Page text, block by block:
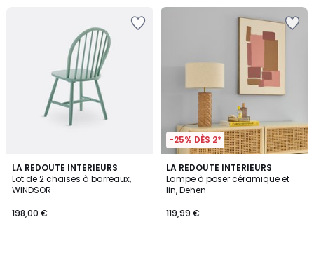
LA REDOUTE INTERIEURS
Lot de 2 chaises à barreaux,
WINDSOR
198,00 €
4,3
/ 5
4
Couleurs
-25% DÈS 2*
LA REDOUTE INTERIEURS
Lampe à poser céramique et
lin, Dehen
119,99 €
5
/
5